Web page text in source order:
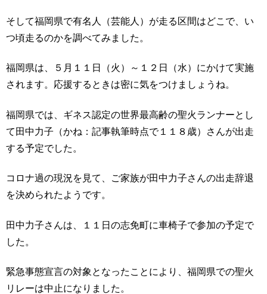
そして福岡県で有名人（芸能人）が走る区間はどこで、い
つ頃走るのかを調べてみました。
福岡県は、５月１１日（火）～１２日（水）にかけて実施
されます。応援するときは密に気をつけましょうね。
福岡県では、ギネス認定の世界最高齢の聖火ランナーとし
て田中力子（かね：記事執筆時点で１１８歳）さんが出走
する予定でした。
コロナ過の現況を見て、ご家族が田中力子さんの出走辞退
を決められたようです。
田中力子さんは、１１日の志免町に車椅子で参加の予定で
した。
緊急事態宣言の対象となったことにより、福岡県での聖火
リレーは中止になりました。